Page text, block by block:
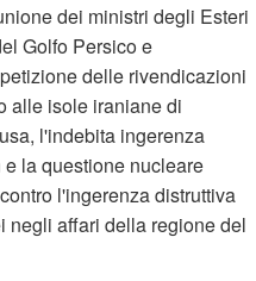
dei ministri degli Esteri
Golfo Persico e
delle rivendicazioni
alle isole iraniane di
l'indebita ingerenza
la questione nucleare
l'ingerenza distruttiva
negli affari della regione del